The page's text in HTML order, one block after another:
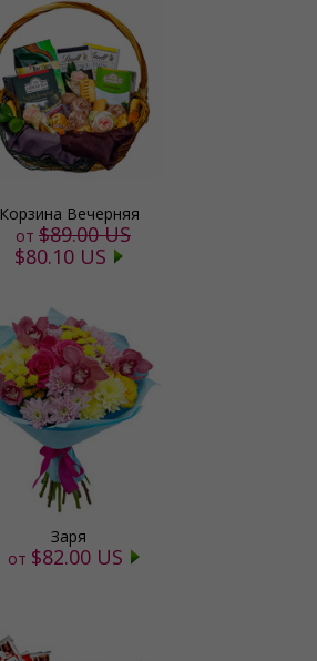
Корзина Вечерняя
от $89.00 US
$80.10 US
Заря
от $82.00 US